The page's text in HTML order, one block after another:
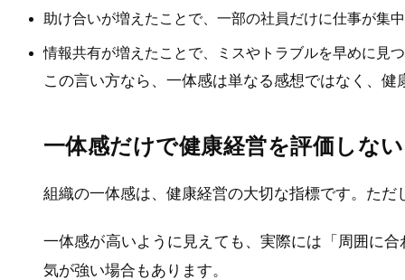
助け合いが増えたことで、一部の社員だけに仕事が集
情報共有が増えたことで、ミスやトラブルを早めに見
この言い方なら、一体感は単なる感想ではなく、
一体感だけで健康経営を評価しない
組織の一体感は、健康経営の大切な指標です。た
一体感が高いように見えても、実際には「周囲に
気が強い場合もあります。